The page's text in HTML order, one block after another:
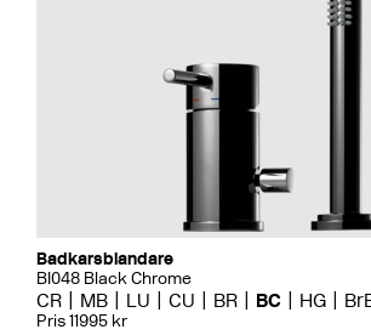
Badkarsblandare
BI048 Black Chrome
CR MB LU CU BR BC HG
Pris 11995 kr